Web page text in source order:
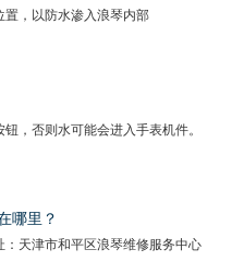
置，以防水渗入浪琴内部
，否则水可能会进入手表机件。
哪里？
：天津市和平区浪琴维修服务中心